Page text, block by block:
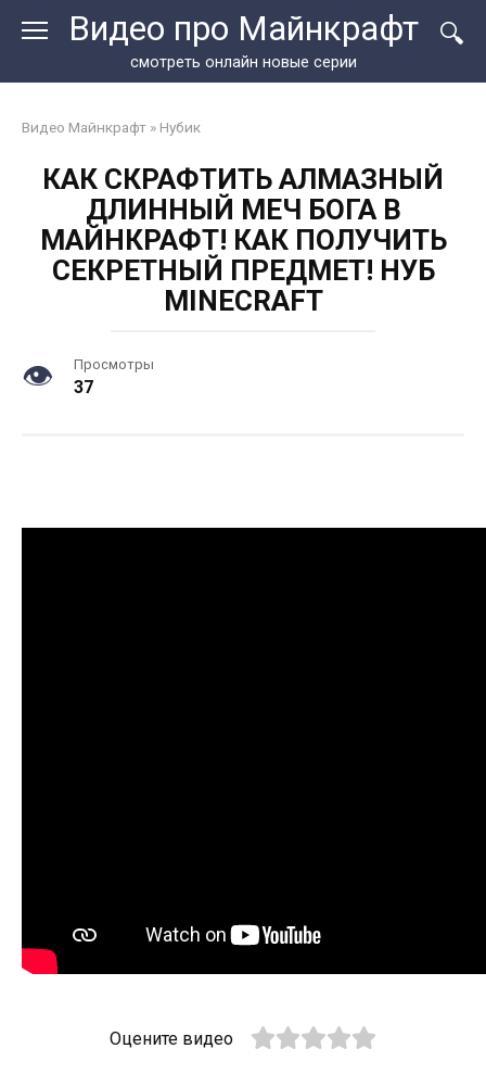
Видео про Майнкрафт
смотреть онлайн новые серии
Видео Майнкрафт » Нубик
КАК СКРАФТИТЬ АЛМАЗНЫЙ
ДЛИННЫЙ МЕЧ БОГА В
МАЙНКРАФТ! КАК ПОЛУЧИТЬ
СЕКРЕТНЫЙ ПРЕДМЕТ! НУБ
MINECRAFT
Просмотры
37
Оцените видео